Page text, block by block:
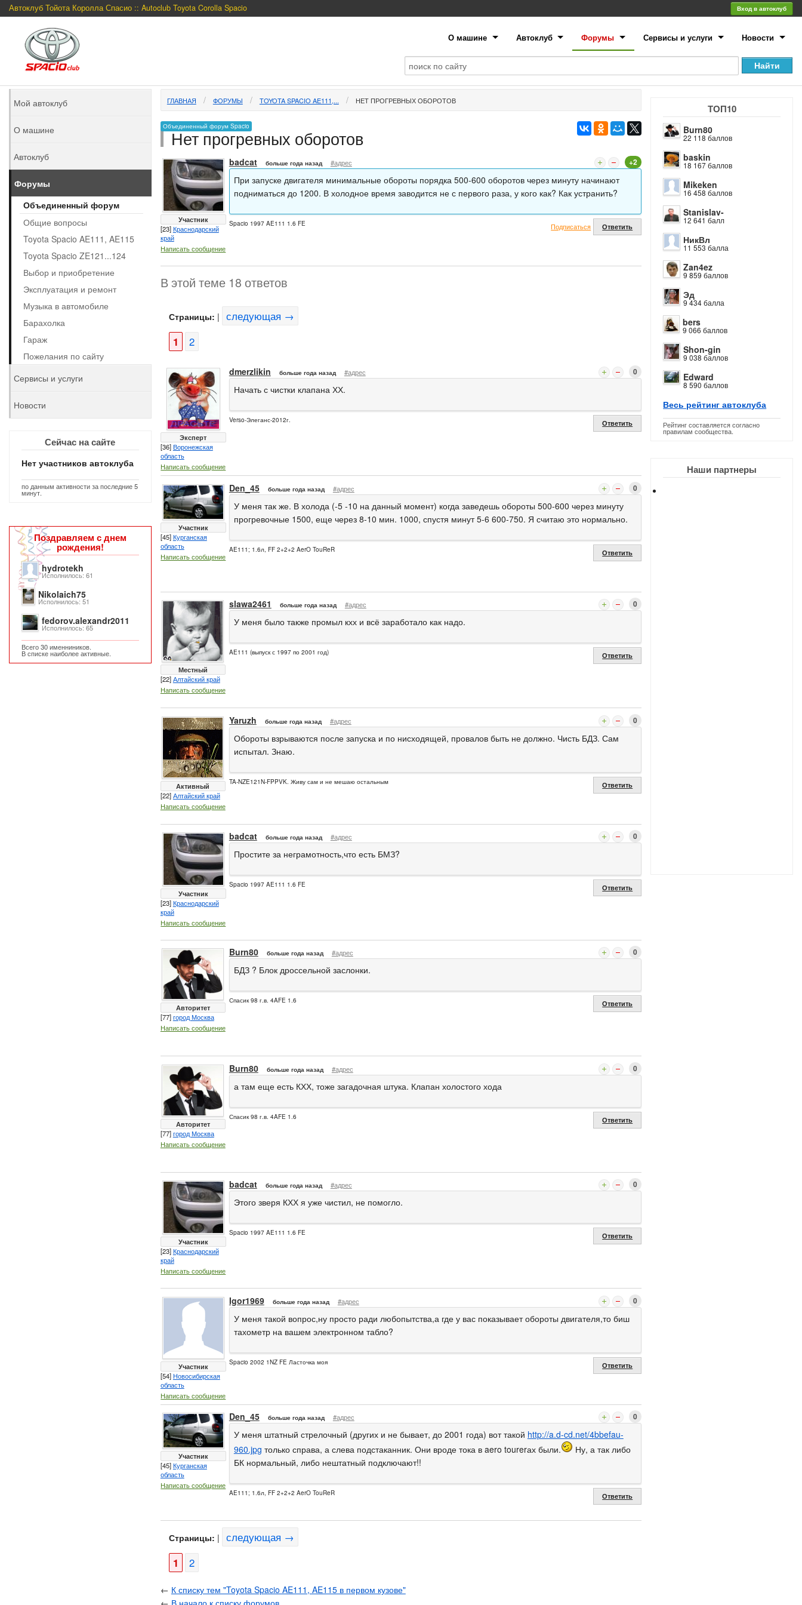
Автоклуб Тойота Королла Спасио :: Autoclub Toyota Corolla Spacio Вход в автоклуб
О машине Автоклуб Форумы Сервисы и услуги Новости
ТОП10
Burn80
22 118 баллов
baskin
18 167 баллов
Mikeken
16 458 баллов
Stanislav-
12 641 балл
НикВл
11 553 балла
Zan4ez
9 859 баллов
Эд
9 434 балла
bers
9 066 баллов
Shon-gin
9 038 баллов
Edward
8 590 баллов
Весь рейтинг автоклуба
Рейтинг составляется согласно
правилам сообщества.
Наши партнеры
ГЛАВНАЯ ФОРУМЫ TOYOTA SPACIO AE111,... НЕТ ПРОГРЕВНЫХ ОБОРОТОВ
Объединенный форум Spacio
Нет прогревных оборотов
Участник
[23]Краснодарский
край
Написать сообщение
badcat больше года назад #адрес +2
При запуске двигателя минимальные обороты порядка 500-600 оборотов через минуту начинают
подниматься до 1200. В холодное время заводится не с первого раза, у кого как? Как устранить?
Spacio 1997 AE111 1.6 FE Подписаться Ответить
В этой теме 18 ответов
Страницы: | следующая →
1
2
Эксперт
[36]Воронежская
область
Написать сообщение
dmerzlikin больше года назад #адрес 0
Начать с чистки клапана ХХ.
Verso-Элеганс-2012г. Ответить
Участник
[45]Курганская
область
Написать сообщение
Den_45 больше года назад #адрес 0
У меня так же. В холода (-5 -10 на данный момент) когда заведешь обороты 500-600 через минуту
прогревочные 1500, еще через 8-10 мин. 1000, спустя минут 5-6 600-750. Я считаю это нормально.
AE111; 1.6л, FF 2+2+2 AerO TouReR Ответить
Местный
[22]Алтайский край
Написать сообщение
slawa2461 больше года назад #адрес 0
У меня было также промыл кхх и всё заработало как надо.
AE111 (выпуск с 1997 по 2001 год) Ответить
Активный
[22]Алтайский край
Написать сообщение
Yaruzh больше года назад #адрес 0
Обороты взрываются после запуска и по нисходящей, провалов быть не должно. Чисть БДЗ. Сам
испытал. Знаю.
TA-NZE121N-FPPVK. Живу сам и не мешаю остальным Ответить
Участник
[23]Краснодарский
край
Написать сообщение
badcat больше года назад #адрес 0
Простите за неграмотность,что есть БМЗ?
Spacio 1997 AE111 1.6 FE Ответить
Авторитет
[77]город Москва
Написать сообщение
Burn80 больше года назад #адрес 0
БДЗ ? Блок дроссельной заслонки.
Спасик 98 г.в. 4AFE 1.6 Ответить
Авторитет
[77]город Москва
Написать сообщение
Burn80 больше года назад #адрес 0
а там еще есть КХХ, тоже загадочная штука. Клапан холостого хода
Спасик 98 г.в. 4AFE 1.6 Ответить
Участник
[23]Краснодарский
край
Написать сообщение
badcat больше года назад #адрес 0
Этого зверя КХХ я уже чистил, не помогло.
Spacio 1997 AE111 1.6 FE Ответить
Участник
[54]Новосибирская
область
Написать сообщение
Igor1969 больше года назад #адрес 0
У меня такой вопрос,ну просто ради любопытства,а где у вас показывает обороты двигателя,то биш
тахометр на вашем электронном табло?
Spacio 2002 1NZ FE Ласточка моя Ответить
Участник
[45]Курганская
область
Написать сообщение
Den_45 больше года назад #адрес 0
У меня штатный стрелочный (других и не бывает, до 2001 года) вот такой http://a.d-cd.net/4bbefau-
960.jpg только справа, а слева подстаканник. Они вроде тока в aero tourerах были.
Ну, а так либо
БК нормальный, либо нештатный подключают!!
AE111; 1.6л, FF 2+2+2 AerO TouReR Ответить
Страницы: | следующая →
1
2
← К списку тем "Toyota Spacio AE111, AE115 в первом кузове"
← В начало к списку форумов
Мой автоклуб
О машине
Автоклуб
Форумы
Объединенный форум
Общие вопросы
Toyota Spacio AE111, AE115
Toyota Spacio ZE121...124
Выбор и приобретение
Эксплуатация и ремонт
Музыка в автомобиле
Барахолка
Гараж
Пожелания по сайту
Сервисы и услуги
Новости
Сейчас на сайте
Нет участников автоклуба
по данным активности за последние 5
минут.
Поздравляем с днем
рождения!
hydrotekh
Исполнилось: 61
Nikolaich75
Исполнилось: 51
fedorov.alexandr2011
Исполнилось: 65
Всего 30 именниников.
В списке наиболее активные.